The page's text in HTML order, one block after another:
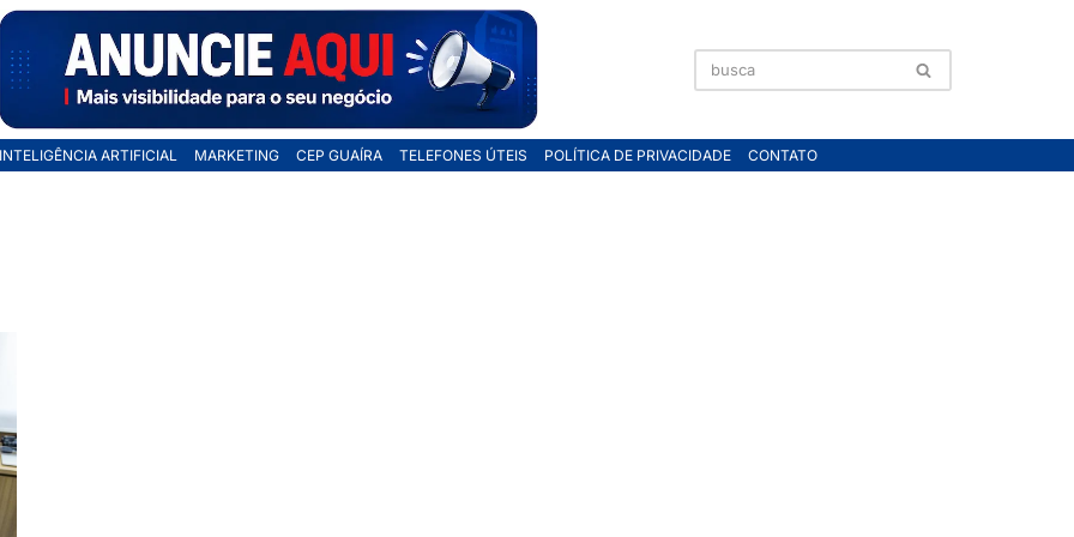
INTELIGÊNCIA ARTIFICIAL MARKETING CEP GUAÍRA TELEFONES ÚTEIS POLÍTICA DE PRIVACIDADE CONTATO